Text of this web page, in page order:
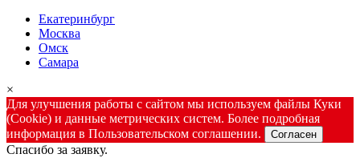
Екатеринбург
Москва
Омск
Самара
×
Для улучшения работы с сайтом мы используем файлы Куки
(Cookie) и данные метрических систем. Более подробная
информация в Пользовательском соглашении.
Согласен
Спасибо за заявку.